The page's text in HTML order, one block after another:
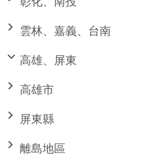
雲林、嘉義、台南
高雄、屏東
高雄市
屏東縣
離島地區